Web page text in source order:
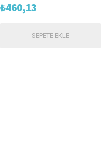
₺460,13
SEPETE EKLE